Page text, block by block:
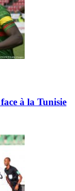
à la Tunisie